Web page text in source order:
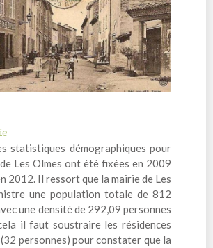
statistiques démographiques pour
Les Olmes ont été fixées en 2009
2012. Il ressort que la mairie de Les
une population totale de 812
une densité de 292,09 personnes
il faut soustraire les résidences
personnes) pour constater que la